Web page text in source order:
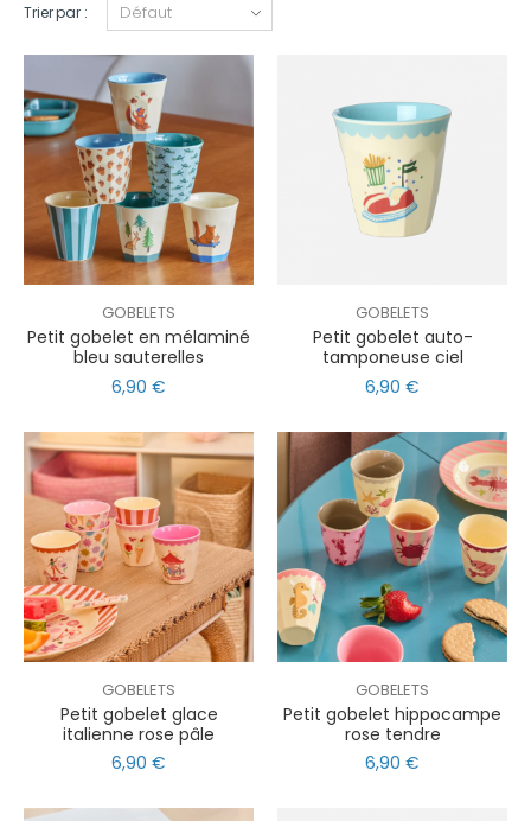
Trier par :
GOBELETS
Petit gobelet en mélaminé
bleu sauterelles
6,90 €
GOBELETS
Petit gobelet auto-
tamponeuse ciel
6,90 €
GOBELETS
Petit gobelet glace
italienne rose pâle
6,90 €
GOBELETS
Petit gobelet hippocampe
rose tendre
6,90 €